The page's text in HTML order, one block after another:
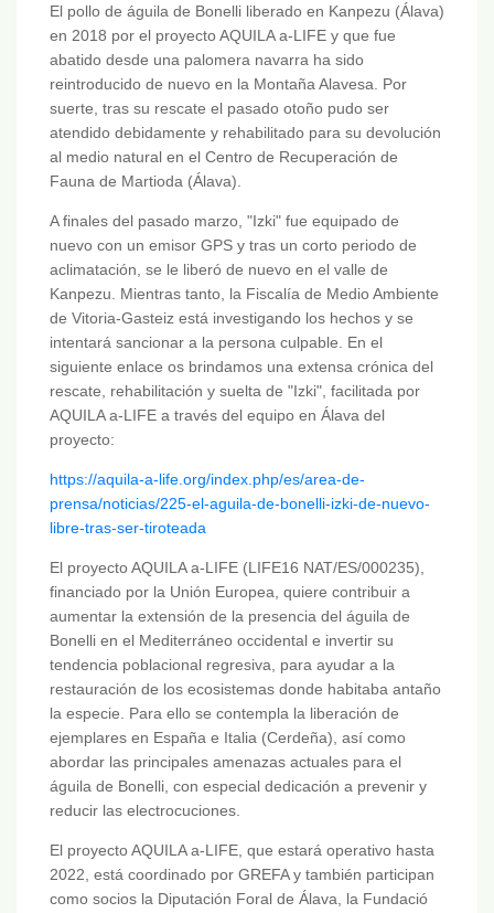
El pollo de águila de Bonelli liberado en Kanpezu (Álava)
en 2018 por el proyecto AQUILA a-LIFE y que fue
abatido desde una palomera navarra ha sido
reintroducido de nuevo en la Montaña Alavesa. Por
suerte, tras su rescate el pasado otoño pudo ser
atendido debidamente y rehabilitado para su devolución
al medio natural en el Centro de Recuperación de
Fauna de Martioda (Álava).
A finales del pasado marzo, "Izki" fue equipado de
nuevo con un emisor GPS y tras un corto periodo de
aclimatación, se le liberó de nuevo en el valle de
Kanpezu. Mientras tanto, la Fiscalía de Medio Ambiente
de Vitoria-Gasteiz está investigando los hechos y se
intentará sancionar a la persona culpable. En el
siguiente enlace os brindamos una extensa crónica del
rescate, rehabilitación y suelta de "Izki", facilitada por
AQUILA a-LIFE a través del equipo en Álava del
proyecto:
https://aquila-a-life.org/index.php/es/area-de-
prensa/noticias/225-el-aguila-de-bonelli-izki-de-nuevo-
libre-tras-ser-tiroteada
El proyecto AQUILA a-LIFE (LIFE16 NAT/ES/000235),
financiado por la Unión Europea, quiere contribuir a
aumentar la extensión de la presencia del águila de
Bonelli en el Mediterráneo occidental e invertir su
tendencia poblacional regresiva, para ayudar a la
restauración de los ecosistemas donde habitaba antaño
la especie. Para ello se contempla la liberación de
ejemplares en España e Italia (Cerdeña), así como
abordar las principales amenazas actuales para el
águila de Bonelli, con especial dedicación a prevenir y
reducir las electrocuciones.
El proyecto AQUILA a-LIFE, que estará operativo hasta
2022, está coordinado por GREFA y también participan
como socios la Diputación Foral de Álava, la Fundació